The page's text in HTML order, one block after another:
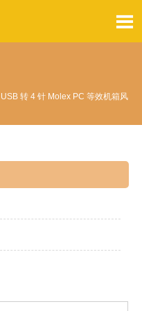

USB 转 4 针 Molex PC 等效机箱风